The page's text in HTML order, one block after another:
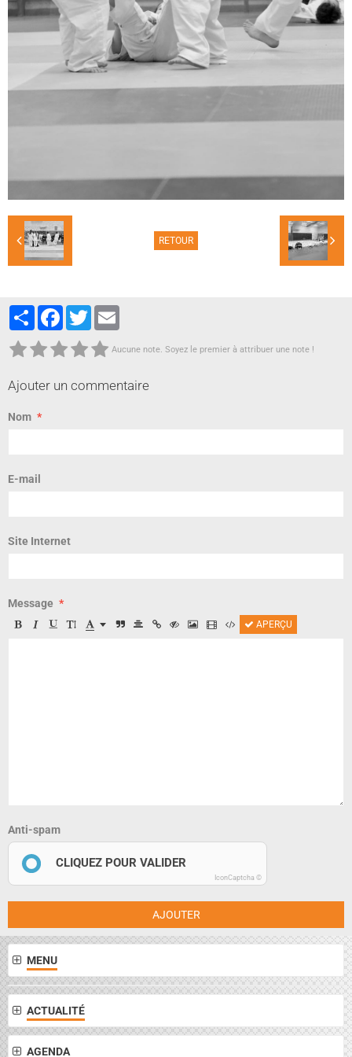
RETOUR
PartagerFacebook
Twitter
Aucune note. Soyez le premier à attribuer une note !
Ajouter un commentaire
Nom
E-mail
Site Internet
Message
APERÇU
Anti-spam
CLIQUEZ POUR VALIDER
IconCaptcha ©
AJOUTER
MENU
ACTUALITÉ
AGENDA